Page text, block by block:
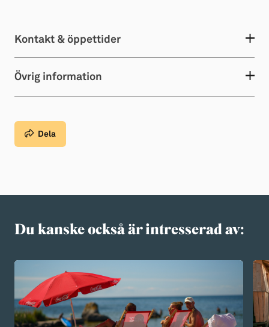
Kontakt & öppettider
Övrig information
Dela
Du kanske också är intresserad av: